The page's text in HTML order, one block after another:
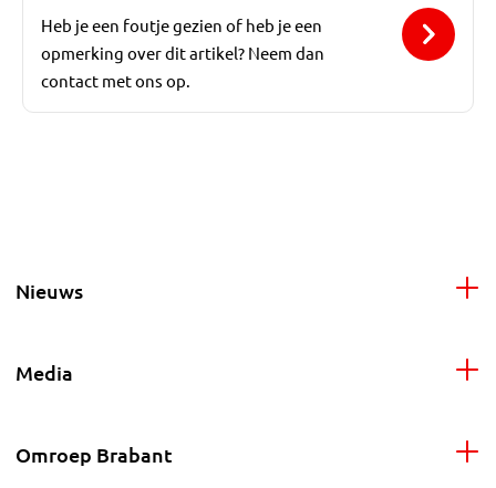
Heb je een foutje gezien of heb je een
opmerking over dit artikel? Neem dan
contact met ons op.
Nieuws
Media
Omroep Brabant